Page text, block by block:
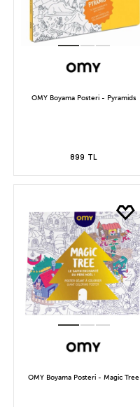
OMY Boyama Posteri - Pyramids
899 TL
OMY Boyama Posteri - Magic Tree